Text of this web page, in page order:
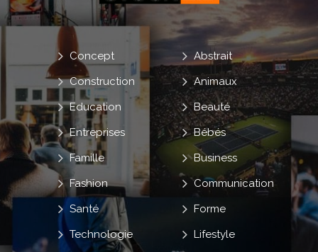
Abstrait
Animaux
Beauté
Bébés
Business
Communication
Concept
Construction
Education
Entreprises
Famille
Fashion
Forme
Lifestyle
Santé
Technologie